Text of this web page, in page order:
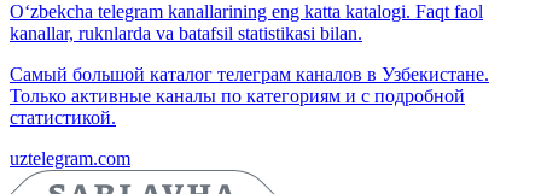
O‘zbekcha telegram kanallarining eng katta katalogi. Faqt faol
kanallar, ruknlarda va batafsil statistikasi bilan.
Самый большой каталог телеграм каналов в Узбекистане.
Только активные каналы по категориям и с подробной
статистикой.
uztelegram.com